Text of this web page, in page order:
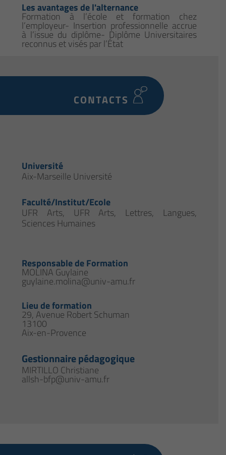
Les avantages de l'alternance
Formation à l’école et formation chez
l’employeur- Insertion professionnelle accrue
à l’issue du diplôme- Diplôme Universitaires
reconnus et visés par l’État
CONTACTS
Université
Aix-Marseille Université
Faculté/Institut/Ecole
UFR Arts, UFR Arts, Lettres, Langues,
Sciences Humaines
Responsable de Formation
MOLINA Guylaine
guylaine.molina@univ-amu.fr
Lieu de formation
29, Avenue Robert Schuman
13100
Aix-en-Provence
Gestionnaire pédagogique
MIRTILLO Christiane
allsh-bfp@univ-amu.fr